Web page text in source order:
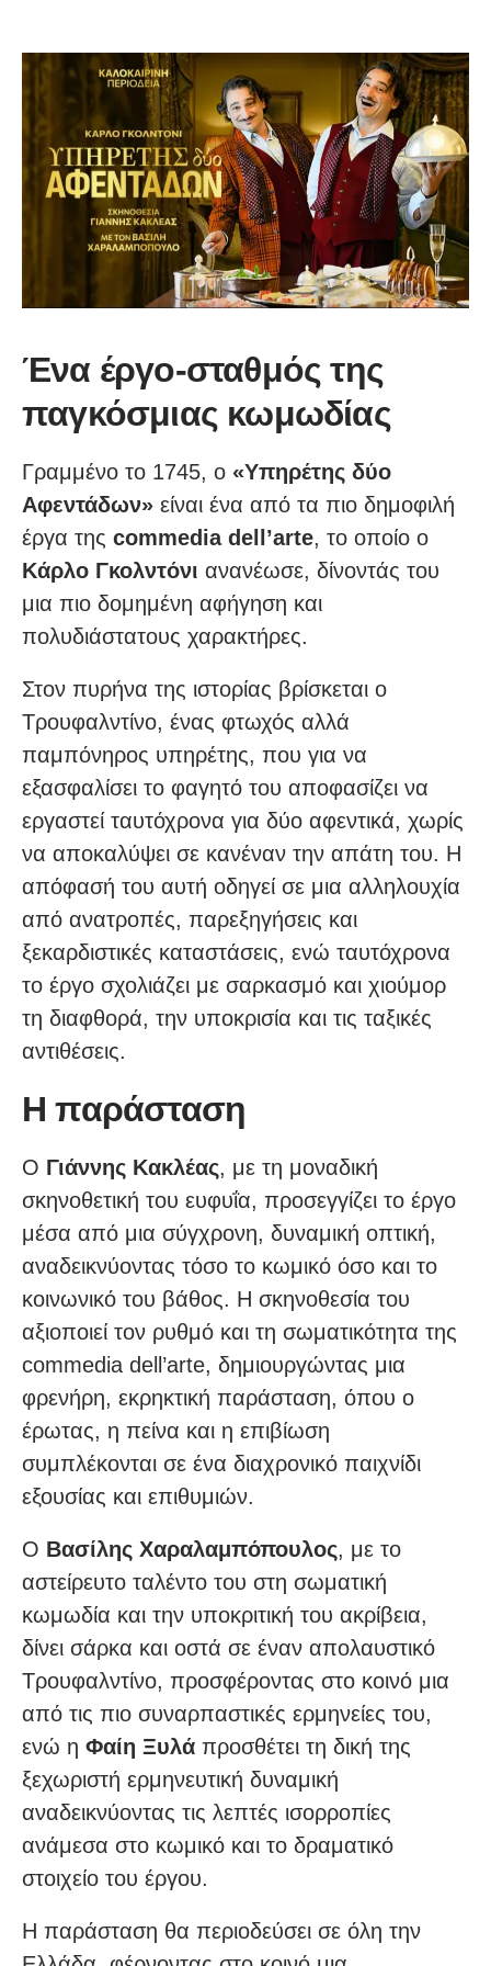
Ένα έργο-σταθμός της
παγκόσμιας κωμωδίας
Γραμμένο το 1745, ο «Υπηρέτης δύο
Αφεντάδων» είναι ένα από τα πιο δημοφιλή
έργα της commedia dell’arte, το οποίο ο
Κάρλο Γκολντόνι ανανέωσε, δίνοντάς του
μια πιο δομημένη αφήγηση και
πολυδιάστατους χαρακτήρες.
Στον πυρήνα της ιστορίας βρίσκεται ο
Τρουφαλντίνο, ένας φτωχός αλλά
παμπόνηρος υπηρέτης, που για να
εξασφαλίσει το φαγητό του αποφασίζει να
εργαστεί ταυτόχρονα για δύο αφεντικά, χωρίς
να αποκαλύψει σε κανέναν την απάτη του. Η
απόφασή του αυτή οδηγεί σε μια αλληλουχία
από ανατροπές, παρεξηγήσεις και
ξεκαρδιστικές καταστάσεις, ενώ ταυτόχρονα
το έργο σχολιάζει με σαρκασμό και χιούμορ
τη διαφθορά, την υποκρισία και τις ταξικές
αντιθέσεις.
Η παράσταση
Ο Γιάννης Κακλέας, με τη μοναδική
σκηνοθετική του ευφυΐα, προσεγγίζει το έργο
μέσα από μια σύγχρονη, δυναμική οπτική,
αναδεικνύοντας τόσο το κωμικό όσο και το
κοινωνικό του βάθος. Η σκηνοθεσία του
αξιοποιεί τον ρυθμό και τη σωματικότητα της
commedia dell’arte, δημιουργώντας μια
φρενήρη, εκρηκτική παράσταση, όπου ο
έρωτας, η πείνα και η επιβίωση
συμπλέκονται σε ένα διαχρονικό παιχνίδι
εξουσίας και επιθυμιών.
Ο Βασίλης Χαραλαμπόπουλος, με το
αστείρευτο ταλέντο του στη σωματική
κωμωδία και την υποκριτική του ακρίβεια,
δίνει σάρκα και οστά σε έναν απολαυστικό
Τρουφαλντίνο, προσφέροντας στο κοινό μια
από τις πιο συναρπαστικές ερμηνείες του,
ενώ η Φαίη Ξυλά προσθέτει τη δική της
ξεχωριστή ερμηνευτική δυναμική
αναδεικνύοντας τις λεπτές ισορροπίες
ανάμεσα στο κωμικό και το δραματικό
στοιχείο του έργου.
Η παράσταση θα περιοδεύσει σε όλη την